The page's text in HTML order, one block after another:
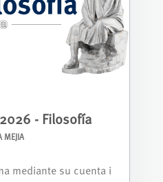
- Filosofía
MEJIA
que permitie...